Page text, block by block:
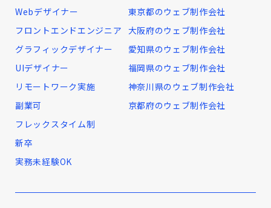
Webデザイナー
フロントエンドエンジニア
グラフィックデザイナー
UIデザイナー
リモートワーク実施
副業可
フレックスタイム制
新卒
実務未経験OK
東京都のウェブ制作会社
大阪府のウェブ制作会社
愛知県のウェブ制作会社
福岡県のウェブ制作会社
神奈川県のウェブ制作会社
京都府のウェブ制作会社